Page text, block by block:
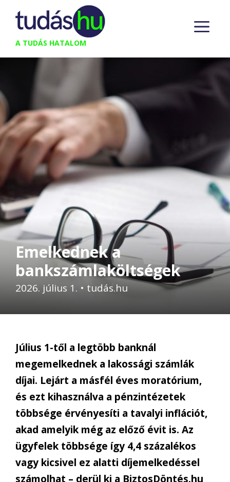
Kilépés
tartalomba
A TUDÁS HATALOM
Emelkednek a
bankszámlaköltségek
2026. július 1. • tudás.hu
Július 1-től a legtöbb banknál
megemelkednek a lakossági számlák
díjai. Lejárt a másfél éves moratórium,
és ezt kihasználva a pénzintézetek
többsége érvényesíti a tavalyi inflációt,
akad amelyik még az előző évit is. Az
ügyfelek többsége így 4,4 százalékos
vagy kicsivel ez alatti díjemelkedéssel
számolhat – derül ki a BiztosDöntés.hu